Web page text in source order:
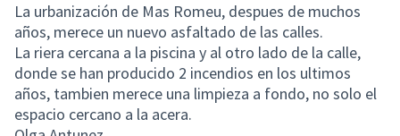
La urbanización de Mas Romeu, despues de muchos
años, merece un nuevo asfaltado de las calles.
La riera cercana a la piscina y al otro lado de la calle,
donde se han producido 2 incendios en los ultimos
años, tambien merece una limpieza a fondo, no solo el
espacio cercano a la acera.